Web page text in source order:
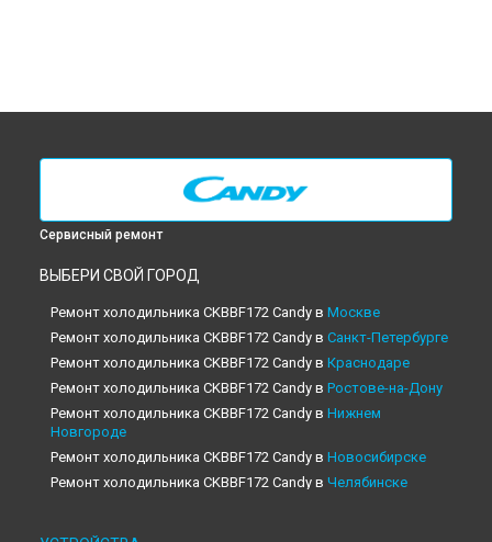
Сервисный ремонт
ВЫБЕРИ СВОЙ ГОРОД
Ремонт холодильника CKBBF172 Candy в Москве
Ремонт холодильника CKBBF172 Candy в Санкт-Петербурге
Ремонт холодильника CKBBF172 Candy в Краснодаре
Ремонт холодильника CKBBF172 Candy в Ростове-на-Дону
Ремонт холодильника CKBBF172 Candy в Нижнем
Новгороде
Ремонт холодильника CKBBF172 Candy в Новосибирске
Ремонт холодильника CKBBF172 Candy в Челябинске
Ремонт холодильника CKBBF172 Candy в